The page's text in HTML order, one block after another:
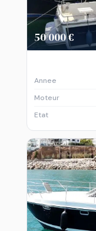
50 000 €
Annee
Moteur
Etat